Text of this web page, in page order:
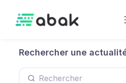
Rechercher une